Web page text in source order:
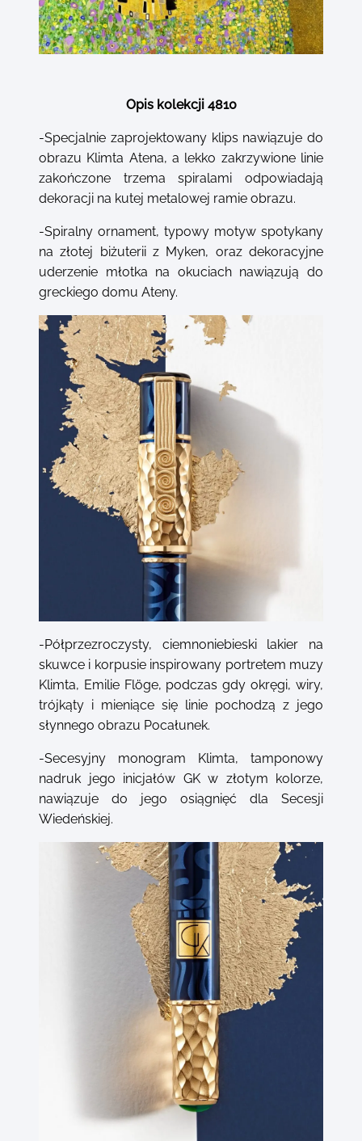
Opis kolekcji 4810
-Specjalnie zaprojektowany klips nawiązuje do
obrazu Klimta Atena, a lekko zakrzywione linie
zakończone trzema spiralami odpowiadają
dekoracji na kutej metalowej ramie obrazu.
-Spiralny ornament, typowy motyw spotykany
na złotej biżuterii z Myken, oraz dekoracyjne
uderzenie młotka na okuciach nawiązują do
greckiego domu Ateny.
-Półprzezroczysty, ciemnoniebieski lakier na
skuwce i korpusie inspirowany portretem muzy
Klimta, Emilie Flöge, podczas gdy okręgi, wiry,
trójkąty i mieniące się linie pochodzą z jego
słynnego obrazu Pocałunek.
-Secesyjny monogram Klimta, tamponowy
nadruk jego inicjałów GK w złotym kolorze,
nawiązuje do jego osiągnięć dla Secesji
Wiedeńskiej.